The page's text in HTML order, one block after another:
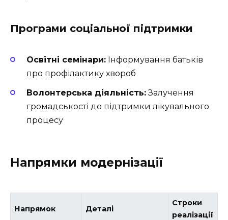
Програми соціальної підтримки
Освітні семінари: Інформування батьків
про профілактику хвороб
Волонтерська діяльність:Залучення
громадськості до підтримки лікувального
процесу
Напрямки модернізації
Напрямок Деталі
Строки
реалізації